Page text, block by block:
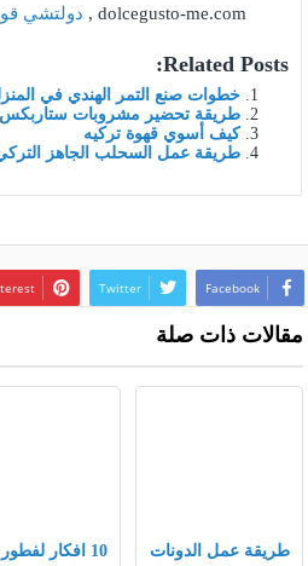
dolcegusto-me.com ,
دولتشي
Related Posts:
خطوات صنع التمر الهندي في
طريقة تحضير مشروبات ستاربكس starbucks في المنزل
كيف أسوي قهوة تركيه
طريقة عمل السحلب الجاهز
Facebook
Twitter
مقالات ذات صلة
طريقة عمل الدونات 10 افكار لفطور